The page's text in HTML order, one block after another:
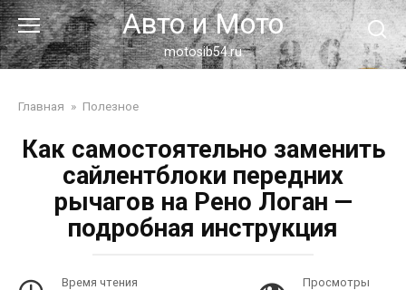
Перейти
к
контенту
Авто и Мото
motosib54.ru
Главная » Полезное
Как самостоятельно заменить
сайлентблоки передних
рычагов на Рено Логан —
подробная инструкция
Время чтения Просмотры